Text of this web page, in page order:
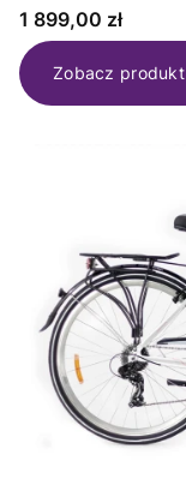
Cena
1 899,00 zł
Zobacz produkt